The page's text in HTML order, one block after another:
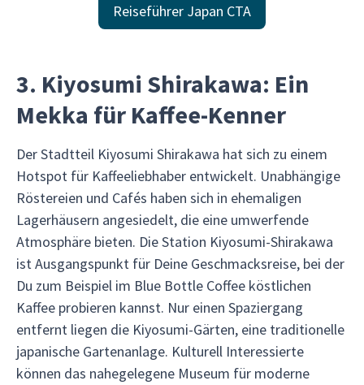
Reiseführer Japan CTA
3. Kiyosumi Shirakawa: Ein
Mekka für Kaffee-Kenner
Der Stadtteil Kiyosumi Shirakawa hat sich zu einem
Hotspot für Kaffeeliebhaber entwickelt. Unabhängige
Röstereien und Cafés haben sich in ehemaligen
Lagerhäusern angesiedelt, die eine umwerfende
Atmosphäre bieten. Die Station Kiyosumi-Shirakawa
ist Ausgangspunkt für Deine Geschmacksreise, bei der
Du zum Beispiel im Blue Bottle Coffee köstlichen
Kaffee probieren kannst. Nur einen Spaziergang
entfernt liegen die Kiyosumi-Gärten, eine traditionelle
japanische Gartenanlage. Kulturell Interessierte
können das nahegelegene Museum für moderne